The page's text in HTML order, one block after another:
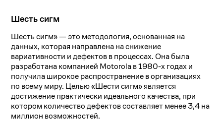
Шесть сигм
Шесть сигм» — это методология, основанная на
данных, которая направлена на снижение
вариативности и дефектов в процессах. Она была
разработана компанией Motorola в 1980-х годах и
получила широкое распространение в организациях
по всему миру. Целью «Шести сигм» является
достижение практически идеального качества, при
котором количество дефектов составляет менее 3,4 на
миллион возможностей.